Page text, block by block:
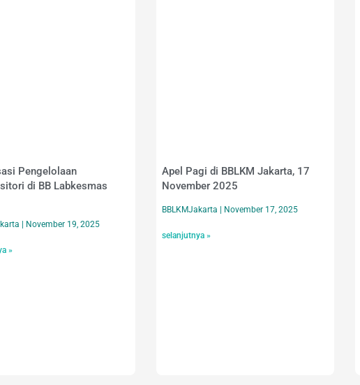
Pengelolaan
di BB Labkesmas
November 19, 2025
»
Apel Pagi di BBLKM Jakarta, 17
November 2025
BBLKMJakarta November 17, 2025
selanjutnya »